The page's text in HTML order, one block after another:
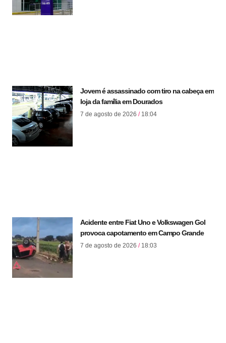
Jovem é assassinado com tiro na cabeça em
loja da família em Dourados
7 de agosto de 2026 18:04
Acidente entre Fiat Uno e Volkswagen Gol
provoca capotamento em Campo Grande
7 de agosto de 2026 18:03